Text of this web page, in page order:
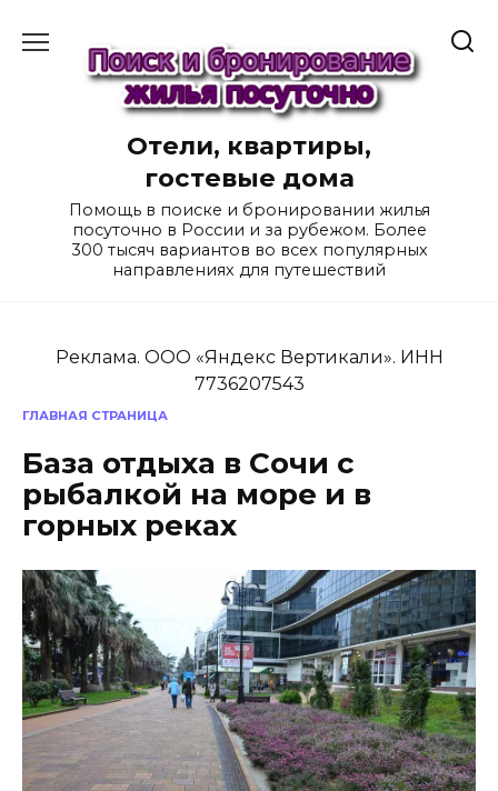
содержанию
Отели, квартиры,
гостевые дома
Помощь в поиске и бронировании жилья
посуточно в России и за рубежом. Более
300 тысяч вариантов во всех популярных
направлениях для путешествий
Реклама. ООО «Яндекс Вертикали». ИНН
7736207543
ГЛАВНАЯ СТРАНИЦА
База отдыха в Сочи с
рыбалкой на море и в
горных реках